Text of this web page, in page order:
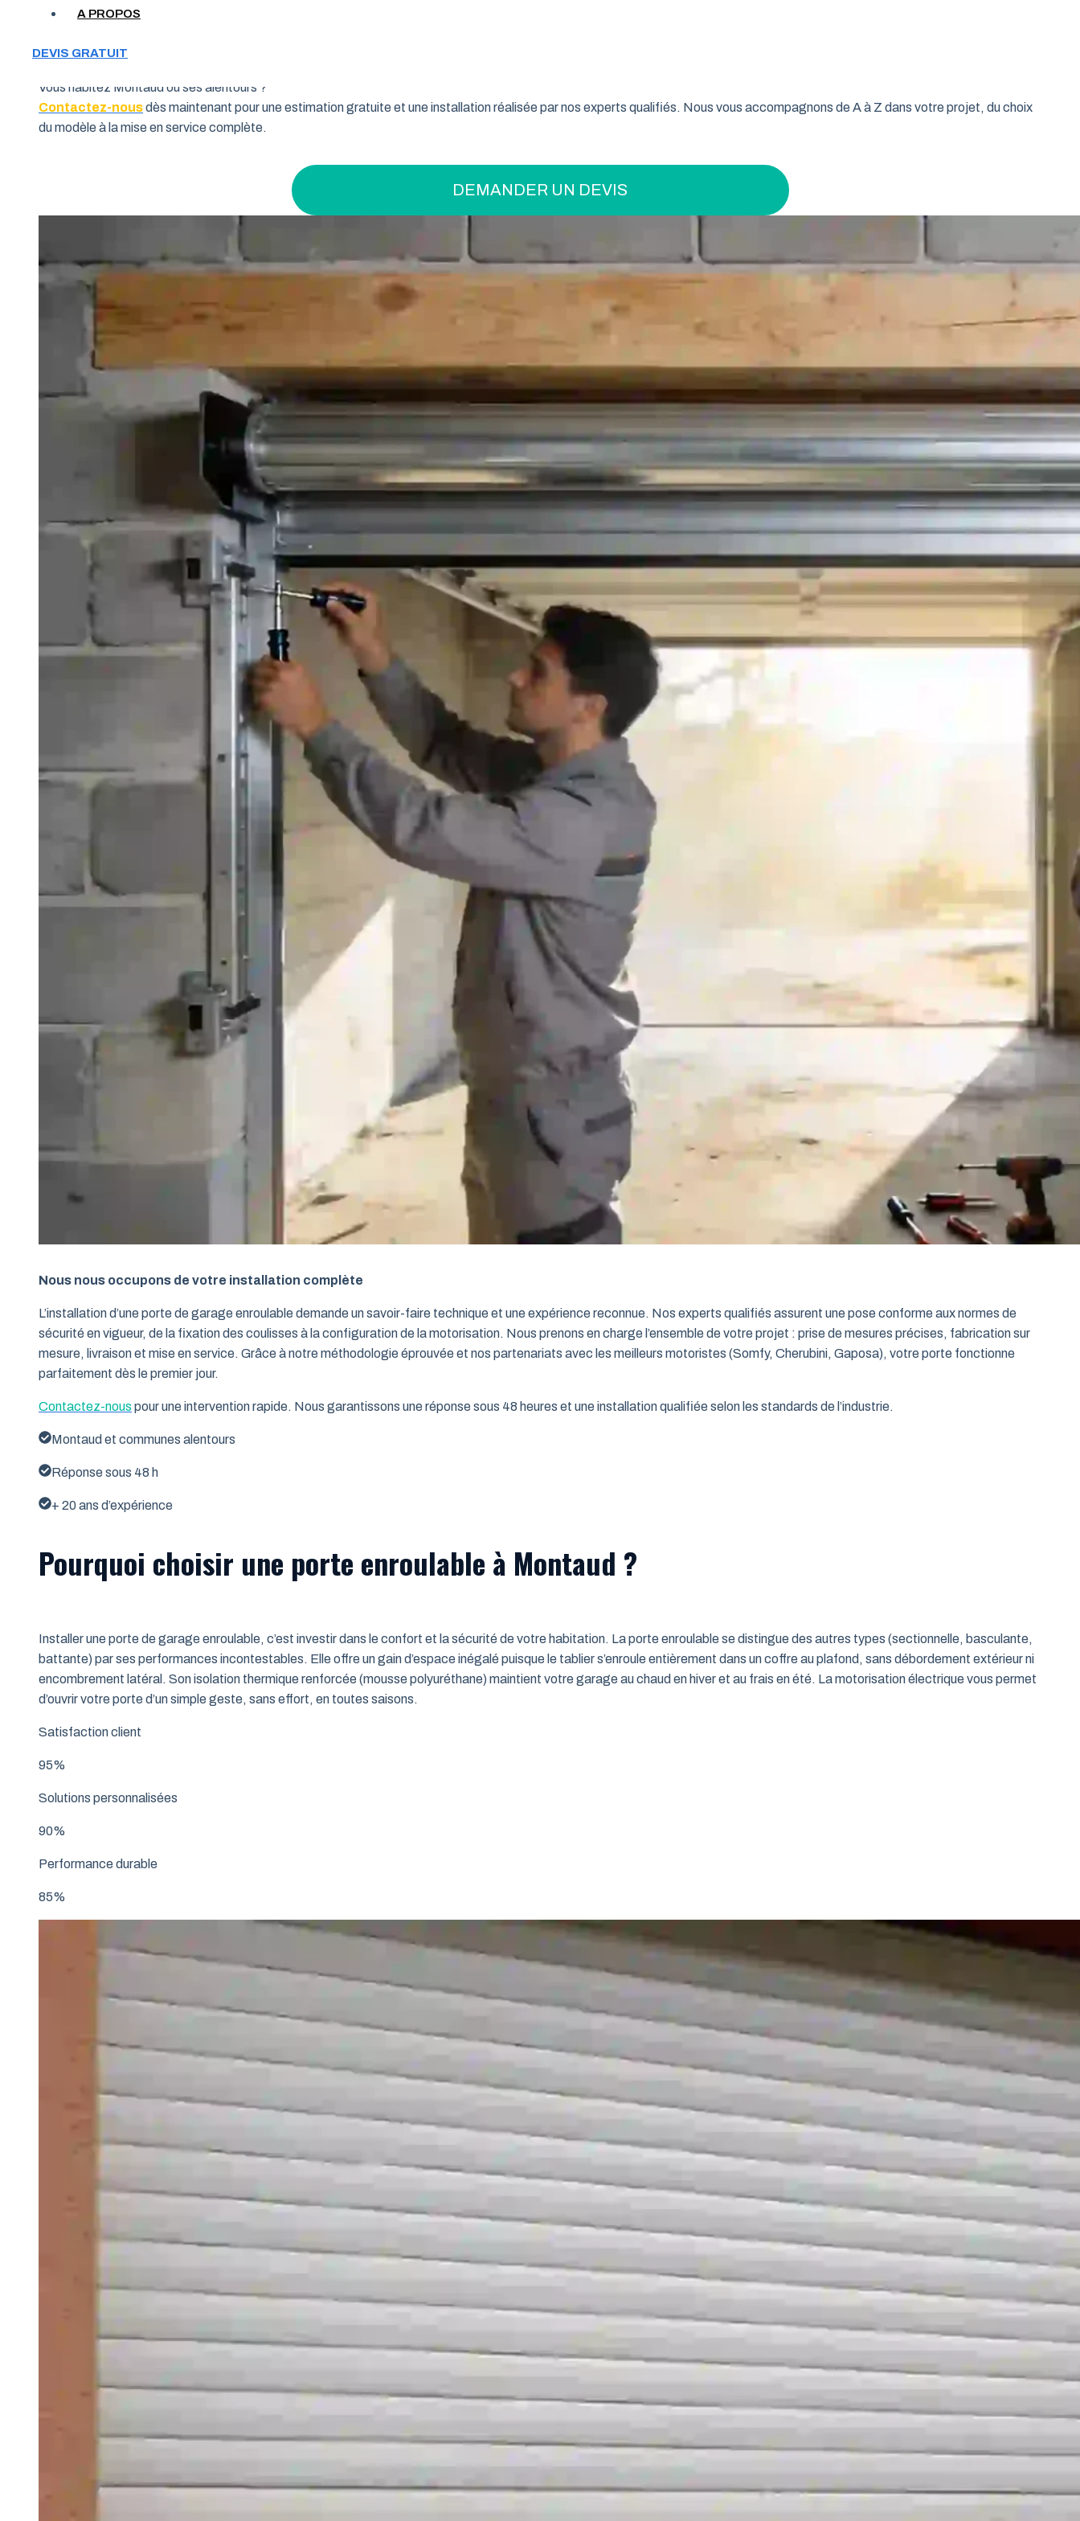
A PROPOS
DEVIS GRATUIT
Votre garage manque de place et vous cherchez une solution pratique pour optimiser votre espace ? La porte de garage enroulable est la réponse idéale pour les propriétaires qui
pourquoi de nombreux habitants de la région Occitanie font confiance à ce type de porte pour sécuriser leur garage tout en gardant un espace maximal à l’intérieur.
Vous habitez Montaud ou ses alentours ?
Contactez-nousdès maintenant pour une estimation gratuite et une installation réalisée par nos experts qualifiés. Nous vous accompagnons de A à Z dans votre projet, du choix
du modèle à la mise en service complète.
DEMANDER UN DEVIS
Nous nous occupons de votre installation complète
L’installation d’une porte de garage enroulable demande un savoir-faire technique et une expérience reconnue. Nos experts qualifiés assurent une pose conforme aux normes de
sécurité en vigueur, de la fixation des coulisses à la configuration de la motorisation. Nous prenons en charge l’ensemble de votre projet : prise de mesures précises, fabrication sur
mesure, livraison et mise en service. Grâce à notre méthodologie éprouvée et nos partenariats avec les meilleurs motoristes (Somfy, Cherubini, Gaposa), votre porte fonctionne
parfaitement dès le premier jour.
Contactez-nous pour une intervention rapide. Nous garantissons une réponse sous 48 heures et une installation qualifiée selon les standards de l’industrie.
Montaud et communes alentours
Réponse sous 48 h
+ 20 ans d’expérience
Pourquoi choisir une porte enroulable à Montaud ?
Installer une porte de garage enroulable, c’est investir dans le confort et la sécurité de votre habitation. La porte enroulable se distingue des autres types (sectionnelle, basculante,
battante) par ses performances incontestables. Elle offre un gain d’espace inégalé puisque le tablier s’enroule entièrement dans un coffre au plafond, sans débordement extérieur ni
encombrement latéral. Son isolation thermique renforcée (mousse polyuréthane) maintient votre garage au chaud en hiver et au frais en été. La motorisation électrique vous permet
d’ouvrir votre porte d’un simple geste, sans effort, en toutes saisons.
Satisfaction client
95%
Solutions personnalisées
90%
Performance durable
85%